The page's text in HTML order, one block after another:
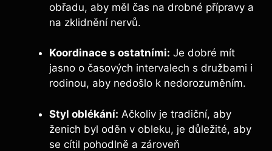
obřadu, aby měl čas na drobné přípravy a
na zklidnění nervů.
Koordinace s ostatními: Je dobré mít
jasno o časových intervalech s družbami i
rodinou, aby nedošlo k nedorozuměním.
Styl oblékání: Ačkoliv je tradiční, aby
ženich byl oděn v obleku, je důležité, aby
se cítil pohodlně a zároveň